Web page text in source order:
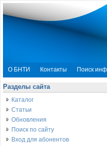
О БНТИ Контакты Поиск
Разделы сайта
Каталог
Статьи
Обновления
Поиск по сайту
Вход для абонентов